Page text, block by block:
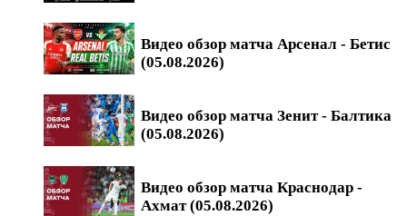
Видео обзор матча Арсенал - Бетис
(05.08.2026)
Видео обзор матча Зенит - Балтика
(05.08.2026)
Видео обзор матча Краснодар -
Ахмат (05.08.2026)